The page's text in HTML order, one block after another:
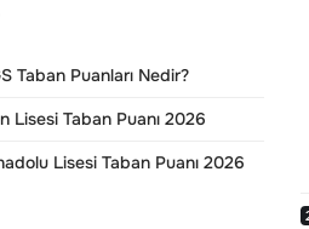
Taban Puanları Nedir?
Lisesi Taban Puanı 2026
Lisesi Taban Puanı 2026